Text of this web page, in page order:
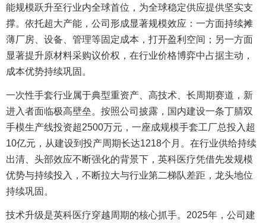
能规模跃升至行业内全球首位，为全球稳定供应提供坚实支
撑。依托超大产能，公司形成显著规模效应：一方面持续摊
薄厂房、设备、管理等固定成本，打开盈利空间；另一方面
显著提升原材料采购议价权，在行业价格博弈中占据主动，
成本优势持续巩固。
一次性手套行业属于典型重资产、高技术、长周期赛道，新
进入者面临极高壁垒。按照公司披露，国内建设一条丁腈双
手模生产线投资超2500万元，一座成规模手套工厂总投入超
10亿元，从建设到投产周期长达1218个月。在行业供给持续
出清、头部效应不断强化的背景下，英科医疗凭借先发规模
优势与持续投入，不断拉大与行业第二梯队差距，龙头地位
持续巩固。
技术升级是英科医疗穿越周期的核心抓手。2025年，公司建